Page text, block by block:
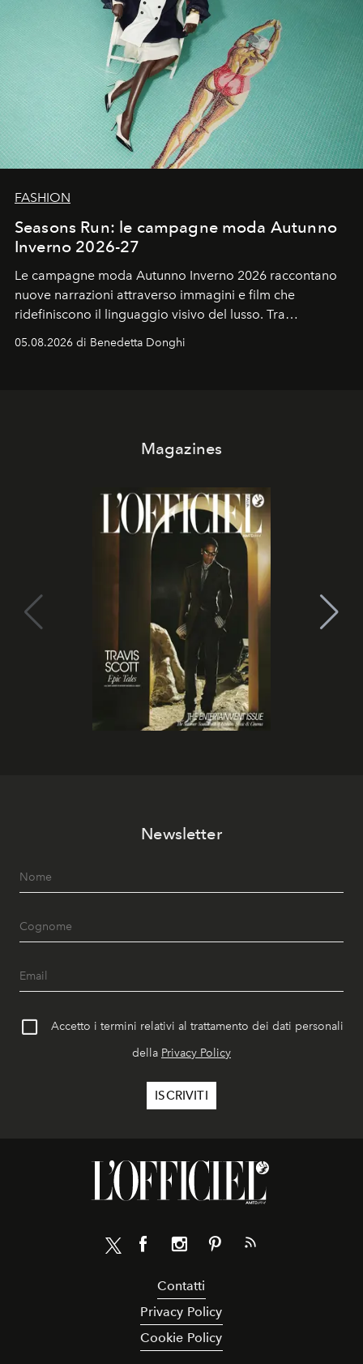
FASHION
Seasons Run: le campagne moda Autunno
Inverno 2026-27
Le campagne moda Autunno Inverno 2026 raccontano
nuove narrazioni attraverso immagini e film che
ridefiniscono il linguaggio visivo del lusso. Tra
protagonisti del cinema, volti della cultura
contemporanea e storytelling d'autore, le maison
05.08.2026 di Benedetta Donghi
Magazines
Newsletter
Accetto i termini relativi al trattamento dei dati personali
della Privacy Policy
Contatti
Privacy Policy
Cookie Policy